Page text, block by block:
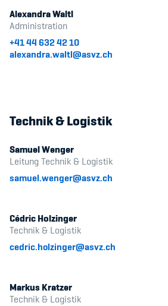
Alexandra Waltl
Administration
+41 44 632 42 10
alexandra.waltl@asvz.ch
Technik & Logistik
Samuel Wenger
Leitung Technik & Logistik
samuel.wenger@asvz.ch
Cédric Holzinger
Technik & Logistik
cedric.holzinger@asvz.ch
Markus Kratzer
Technik & Logistik